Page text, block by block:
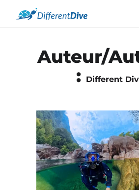
ENGLISH
Auteur/
: Different